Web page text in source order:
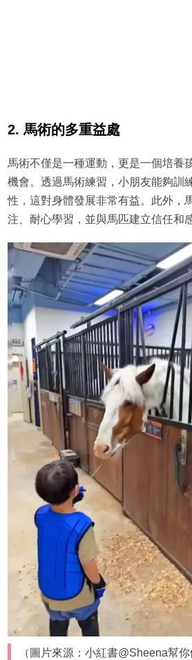
2. 馬術的多重益處
馬術不僅是一種運動，更是一個培養
機會。透過馬術練習，小朋友能夠訓
性，這對身體發展非常有益。此外，
注、耐心學習，並與馬匹建立信任和
（圖片來源：小紅書@Sheena幫你